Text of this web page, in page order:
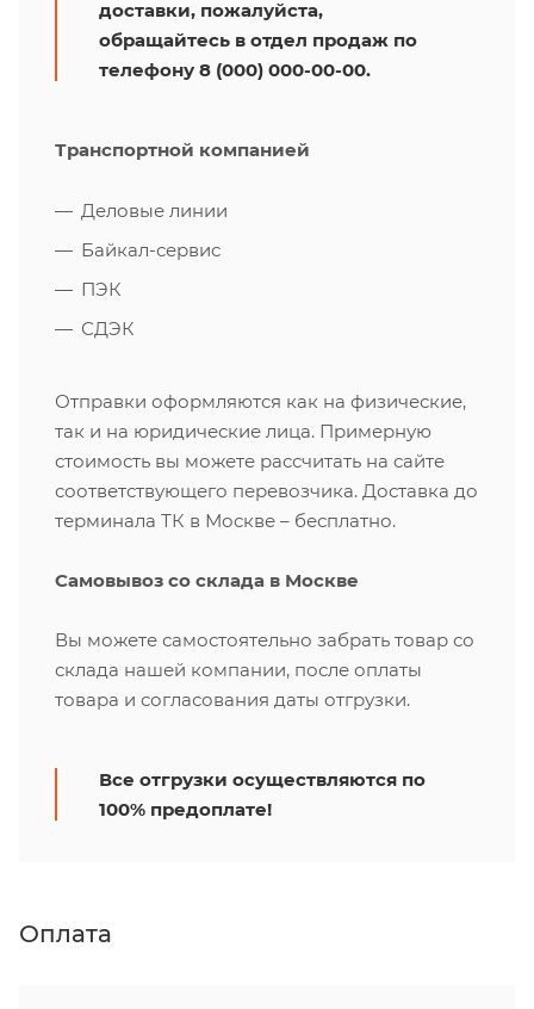
доставки, пожалуйста,
обращайтесь в отдел продаж по
телефону 8 (000) 000-00-00.
Транспортной компанией
Деловые линии
Байкал-сервис
ПЭК
СДЭК
Отправки оформляются как на физические,
так и на юридические лица. Примерную
стоимость вы можете рассчитать на сайте
соответствующего перевозчика. Доставка до
терминала ТК в Москве – бесплатно.
Самовывоз со склада в Москве
Вы можете самостоятельно забрать товар со
склада нашей компании, после оплаты
товара и согласования даты отгрузки.
Все отгрузки осуществляются по
100% предоплате!
Оплата